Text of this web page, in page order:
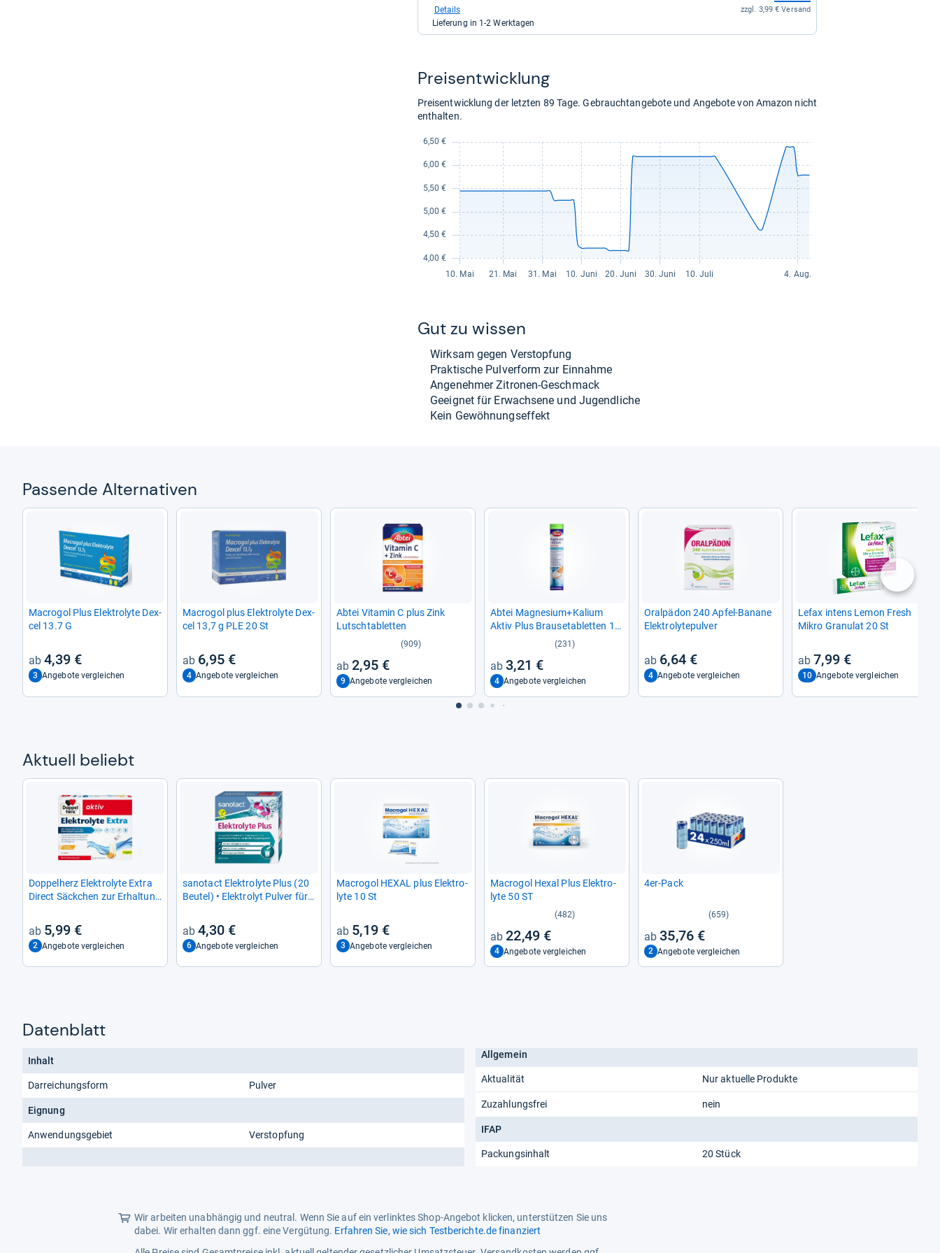
Shop
Apotheke
kaufen.
zzgl. 3,99 € Versand
Details
Lieferung in 1-2 Werktagen
Preis­ent­wick­lung
Preisentwicklung der letzten 89 Tage. Gebrauchtangebote und Angebote von Amazon nicht
enthalten.
Gut zu wis­sen
Wirk­sam gegen Ver­stop­fung
Prak­ti­sche Pul­ver­form zur Ein­nahme
Ange­neh­mer Zitro­nen-​Geschmack
Geeig­net für Erwach­sene und Jugend­li­che
Kein Gewöh­nungs­ef­fekt
Pas­sende Alter­na­ti­ven
Macro­gol Plus Elek­tro­lyte Dex­
cel 13.7 G
4,39 €
3 Angebote vergleichen
Macro­gol plus Elek­tro­lyte Dex­
cel 13,7 g PLE 20 St
6,95 €
4 Angebote vergleichen
Abtei Vit­amin C plus Zink
Lutsch­ta­blet­ten
(909)
2,95 €
9 Angebote vergleichen
Abtei Magne­sium+Kalium
Aktiv Plus Brau­se­ta­blet­ten 15
(231)
3,21 €
4 Angebote vergleichen
Oral­pä­don 240 Apfel-​Banane
Elek­tro­ly­te­pul­ver
6,64 €
4 Angebote vergleichen
Lefax intens Lemon Fresh
Mikro Gra­nu­lat 20 St
7,99 €
10 Angebote vergleichen
nächste
Aktu­ell beliebt
Dop­pel­herz Elek­tro­lyte Extra
Direct Säck­chen zur Erhal­tung
20 St.5,99 €
2 Angebote vergleichen
sano­tact Elek­tro­lyte Plus (20
Beu­tel) • Elek­tro­lyt Pul­ver für
& Magne­sium für Elek­tro­lyt­
gleich­ge­wicht • 100% Vegan •
Reco­very Drink • Mit Oran­gen­
4,30 €
6 Angebote vergleichen
Macro­gol HEXAL plus Elek­tro­
lyte 10 St
5,19 €
3 Angebote vergleichen
Macro­gol Hexal Plus Elek­tro­
lyte 50 ST
(482)
22,49 €
4 Angebote vergleichen
4er-Pack
(659)
35,76 €
2 Angebote vergleichen
Datenblatt
Inhalt
Darreichungsform Pulver
Eignung
Anwendungsgebiet Verstopfung
Allgemein
Aktualität Nur aktuelle Produkte
Zuzahlungsfrei nein
IFAP
Packungsinhalt 20 Stück
Wir arbeiten unabhängig und neutral. Wenn Sie auf ein verlinktes Shop-Angebot klicken, unterstützen Sie uns
dabei. Wir erhalten dann ggf. eine Vergütung. Erfahren Sie, wie sich Testberichte.de finanziert